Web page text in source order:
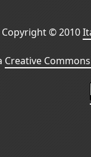
Copyright © 2010
Creative